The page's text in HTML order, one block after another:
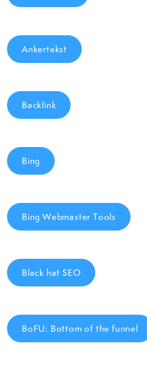
Ankertekst
Backlink
Bing
Bing Webmaster Tools
Black hat SEO
BoFU: Bottom of the funnel